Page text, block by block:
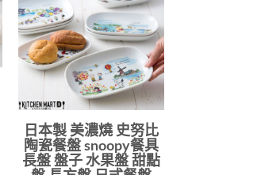
日本製 美濃燒 史努比
陶瓷餐盤 snoopy餐具
長盤 盤子 水果盤 甜點